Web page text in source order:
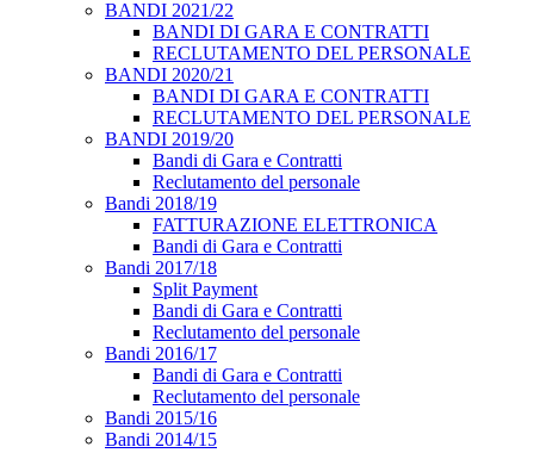
BANDI 2021/22
BANDI DI GARA E CONTRATTI
RECLUTAMENTO DEL PERSONALE
BANDI 2020/21
BANDI DI GARA E CONTRATTI
RECLUTAMENTO DEL PERSONALE
BANDI 2019/20
Bandi di Gara e Contratti
Reclutamento del personale
Bandi 2018/19
FATTURAZIONE ELETTRONICA
Bandi di Gara e Contratti
Bandi 2017/18
Split Payment
Bandi di Gara e Contratti
Reclutamento del personale
Bandi 2016/17
Bandi di Gara e Contratti
Reclutamento del personale
Bandi 2015/16
Bandi 2014/15